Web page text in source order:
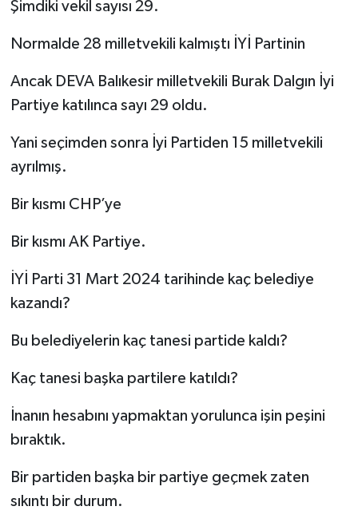
Şimdiki vekil sayısı 29.
Normalde 28 milletvekili kalmıştı İYİ Partinin
Ancak DEVA Balıkesir milletvekili Burak Dalgın İyi
Partiye katılınca sayı 29 oldu.
Yani seçimden sonra İyi Partiden 15 milletvekili
ayrılmış.
Bir kısmı CHP’ye
Bir kısmı AK Partiye.
İYİ Parti 31 Mart 2024 tarihinde kaç belediye
kazandı?
Bu belediyelerin kaç tanesi partide kaldı?
Kaç tanesi başka partilere katıldı?
İnanın hesabını yapmaktan yorulunca işin peşini
bıraktık.
Bir partiden başka bir partiye geçmek zaten
sıkıntı bir durum.